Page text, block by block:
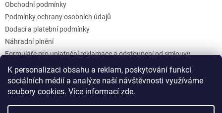
K personalizaci obsahu a reklam, poskytování funkcí
sociálních médií a analýze naší návštěvnosti využíváme
soubory cookies. Více informací zde.
u
Obchodní podmínky
Podmínky ochrany osobních údajů
Dodací a platební podmínky
Náhradní plnění
Formuláře pro uplatnění reklamace a odstoupení od smlouvy
Moje objednávka